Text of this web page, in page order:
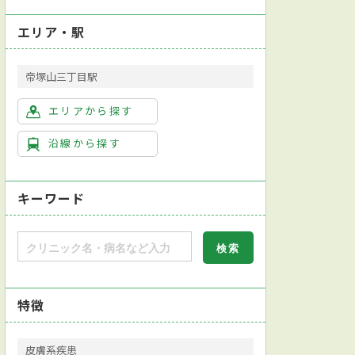
エリア・駅
帝塚山三丁目駅
エリアから探す
沿線から探す
キーワード
特徴
皮膚系疾患